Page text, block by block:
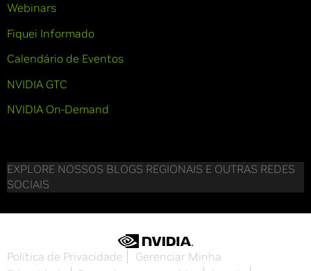
Webinars
Fiquei Informado
Calendário de Eventos
NVIDIA GTC
NVIDIA On-Demand
EXPLORE NOSSOS BLOGS REGIONAIS E OUTRAS REDES
SOCIAIS
Política de Privacidade
Gerenciar Minha